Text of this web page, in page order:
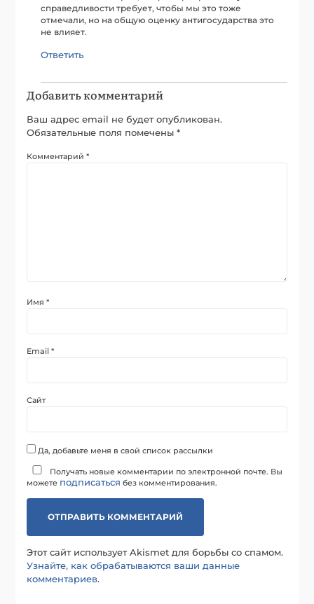
справедливости требует, чтобы мы это тоже
отмечали, но на общую оценку антигосударства это
не влияет.
Ответить
Добавить комментарий
Ваш адрес email не будет опубликован.
Обязательные поля помечены*
Комментарий*
Имя*
Email*
Сайт
Да, добавьте меня в свой список рассылки
Получать новые комментарии по электронной почте. Вы
можете подписаться без комментирования.
Этот сайт использует Akismet для борьбы со спамом.
Узнайте, как обрабатываются ваши данные
комментариев.